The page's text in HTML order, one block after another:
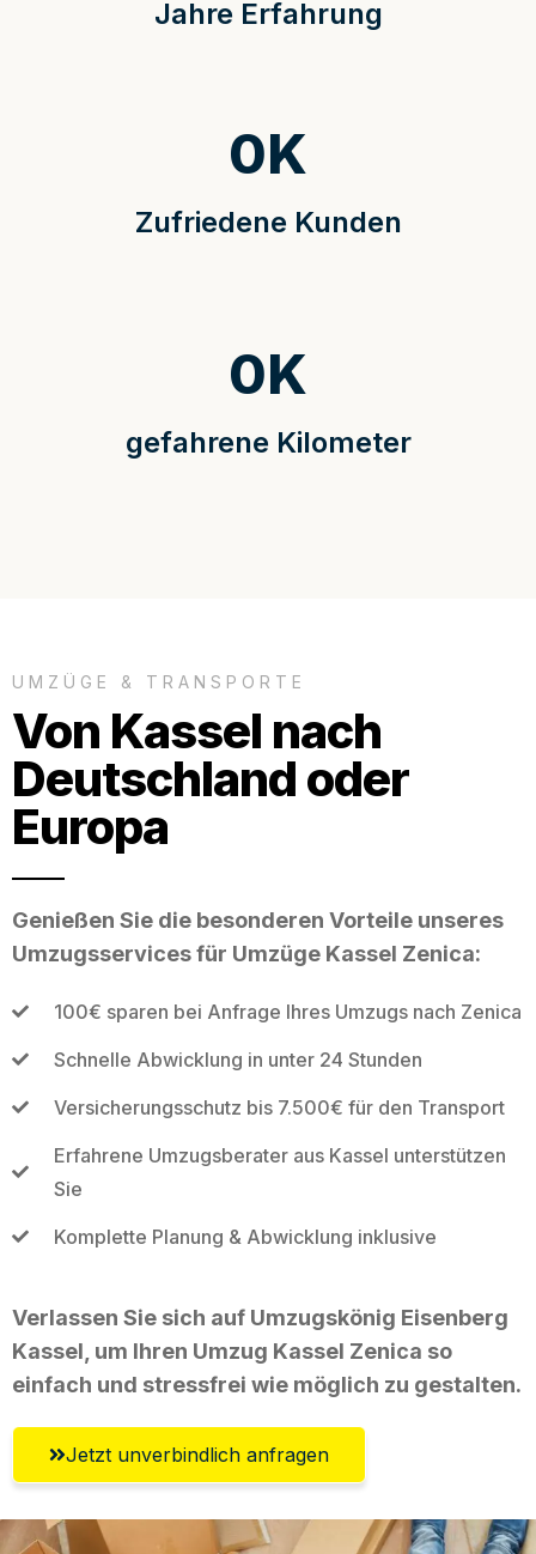
Jahre Erfahrung
Zufriedene Kunden
0K
gefahrene Kilometer
0K
UMZÜGE & TRANSPORTE
Von Kassel nach
Deutschland oder
Europa
Genießen Sie die besonderen Vorteile unseres
Umzugsservices für Umzüge Kassel Zenica:
100€ sparen bei Anfrage Ihres Umzugs nach Zenica
Schnelle Abwicklung in unter 24 Stunden
Versicherungsschutz bis 7.500€ für den Transport
Erfahrene Umzugsberater aus Kassel unterstützen
Sie
Komplette Planung & Abwicklung inklusive
Verlassen Sie sich auf Umzugskönig Eisenberg
Kassel, um Ihren Umzug Kassel Zenica so
einfach und stressfrei wie möglich zu gestalten.
Jetzt unverbindlich anfragen